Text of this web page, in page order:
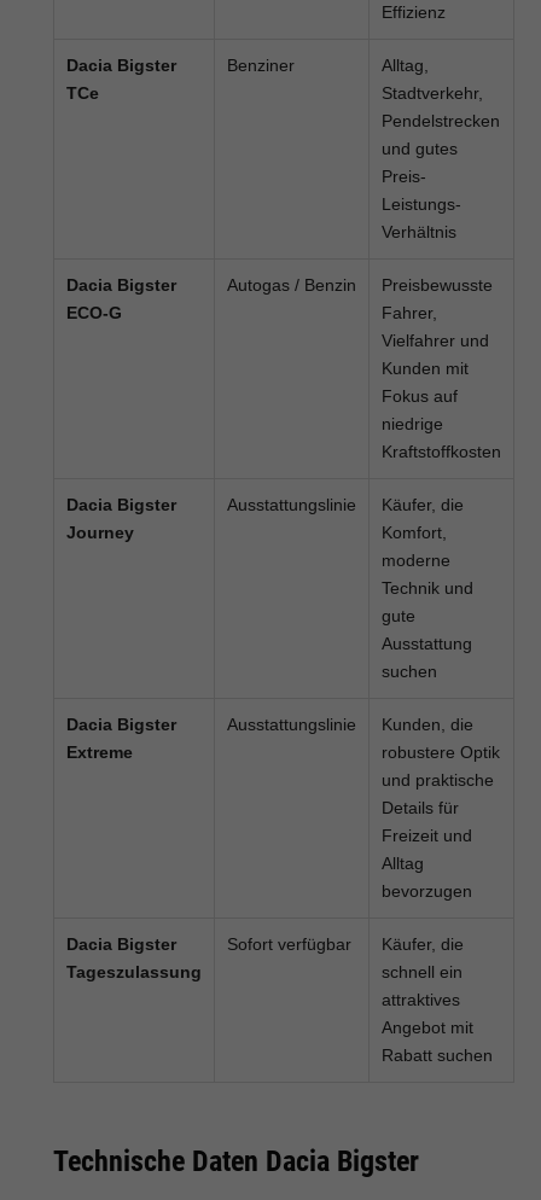
Effizienz
Dacia Bigster
TCe
Benziner
Alltag,
Stadtverkehr,
Pendelstrecken
und gutes
Preis-
Leistungs-
Verhältnis
Dacia Bigster
ECO-G
Autogas / Benzin
Preisbewusste
Fahrer,
Vielfahrer und
Kunden mit
Fokus auf
niedrige
Kraftstoffkosten
Dacia Bigster
Journey
Ausstattungslinie
Käufer, die
Komfort,
moderne
Technik und
gute
Ausstattung
suchen
Dacia Bigster
Extreme
Ausstattungslinie
Kunden, die
robustere Optik
und praktische
Details für
Freizeit und
Alltag
bevorzugen
Dacia Bigster
Tageszulassung
Sofort verfügbar
Käufer, die
schnell ein
attraktives
Angebot mit
Rabatt suchen
Technische Daten Dacia Bigster